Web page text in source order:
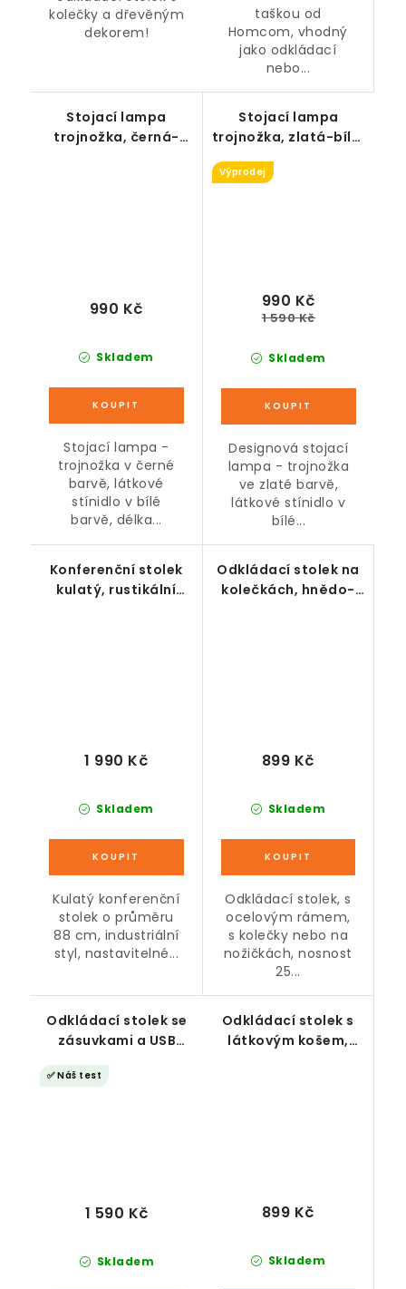
kolečky a dřevěným
dekorem!
taškou od
Homcom, vhodný
jako odkládací
nebo...
Stojací lampa
trojnožka, černá-
Skladem
990 Kč
Stojací lampa -
trojnožka v černé
barvě, látkové
stínidlo v bílé
barvě, délka...
Stojací lampa
trojnožka, zlatá-bílá,
144 cm
Výprodej
Skladem
990 Kč
1 590 Kč
Designová stojací
lampa - trojnožka
ve zlaté barvě,
látkové stínidlo v
bílé...
Konferenční stolek
kulatý, rustikální
Skladem
1 990 Kč
Kulatý konferenční
stolek o průměru
88 cm, industriální
styl, nastavitelné...
Odkládací stolek na
kolečkách, hnědo-
Skladem
899 Kč
Odkládací stolek, s
ocelovým rámem,
s kolečky nebo na
nožičkách, nosnost
25...
Odkládací stolek se
zásuvkami a USB
porty, rustikální
hnědá
✅ Náš test
Skladem
1 590 Kč
Odkládací stolek s
látkovým košem,
Skladem
899 Kč